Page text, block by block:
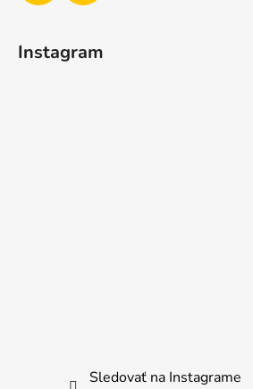
Instagram
Sledovať na Instagrame